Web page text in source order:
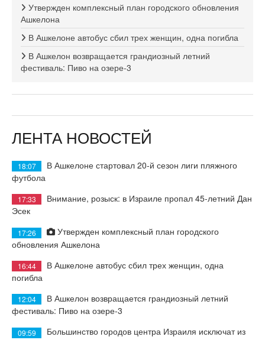
Утвержден комплексный план городского обновления
Ашкелона
В Ашкелоне автобус сбил трех женщин, одна погибла
В Ашкелон возвращается грандиозный летний
фестиваль: Пиво на озере-3
ЛЕНТА НОВОСТЕЙ
18:07
В Ашкелоне стартовал 20-й сезон лиги пляжного
футбола
17:33
Внимание, розыск: в Израиле пропал 45-летний Дан
Эсек
17:26
Утвержден комплексный план городского
обновления Ашкелона
16:44
В Ашкелоне автобус сбил трех женщин, одна
погибла
12:04
В Ашкелон возвращается грандиозный летний
фестиваль: Пиво на озере-3
09:59
Большинство городов центра Израиля исключат из